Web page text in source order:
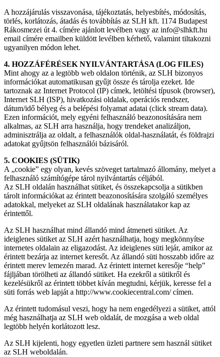
A hozzájárulás visszavonása, tájékoztatás, helyesbítés, módosítás,
törlés, korlátozás, átadás és továbbítás az SLH kft. 1174 Budapest
Rákosmezei út 4. címére ajánlott levélben vagy az info@slhkft.hu
email címére emailben küldött levélben kérhető, valamint tiltakozni
ugyanilyen módon lehet.
4. HOZZÁFÉRÉSEK NYILVÁNTARTÁSA (LOG FILES)
Mint ahogy az a legtöbb web oldalon történik, az SLH bizonyos
információkat automatikusan gyűjt össze és tárolja ezeket. Ide
tartoznak az Internet Protocol (IP) címek, letöltési típusok (browser),
Internet SLH (ISP), hivatkozási oldalak, operációs rendszer,
dátum/idő bélyeg és a belépési folyamat adatai (click stream data).
Ezen információt, mely egyéni felhasználó beazonosítására nem
alkalmas, az SLH arra használja, hogy trendeket analizáljon,
adminisztrálja az oldalt, a felhasználók oldal-használatát, és földrajzi
adatokat gyűjtsön felhasználói bázisáról.
5. COOKIES (SÜTIK)
A „cookie” egy olyan, kevés szöveget tartalmazó állomány, melyet a
felhasználó számítógépe tárol nyilvántartás céljából.
Az SLH oldalán használhat sütiket, és összekapcsolja a sütikben
tárolt információkat az érintett beazonosítására szolgáló személyes
adatokkal, melyeket az SLH oldalának használatakor kap az
érintettől.
Az SLH használhat mind állandó mind átmeneti sütiket. Az
ideiglenes sütiket az SLH azért használhatja, hogy megkönnyítse
internetes oldalain az eligazodást. Az ideiglenes süti lejár, amikor az
érintett bezárja az internet keresőt. Az állandó süti hosszabb időre az
érintett merev lemezén marad. Az érintett internet keresője “help”
fájljában törölheti az állandó sütiket. Ha ezekről a sütikről és
kezelésükről az érintett többet kíván megtudni, kérjük, keresse fel a
süti forrás web lapját a http://www.cookiecentral.com/ címen.
Az érintett tudomásul veszi, hogy ha nem engedélyezi a sütiket, attól
még használhatja az SLH web oldalát, de mozgása a web oldal
legtöbb helyén korlátozott lesz.
Az SLH kijelenti, hogy egyetlen üzleti partnere sem használ sütiket
az SLH weboldalán.